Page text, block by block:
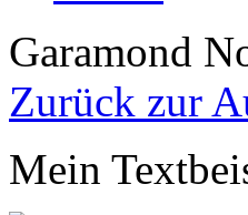
Garamond
Zurück zur
Mein